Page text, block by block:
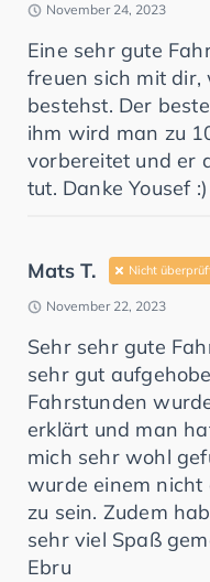
November 24, 2023
Eine sehr gute
freuen sich mit dir,
bestehst. Der
ihm wird man zu
vorbereitet und er
tut. Danke Yousef :)
Mats T. Nicht
November 22, 2023
Sehr sehr gute
sehr gut
Fahrstunden
erklärt und man
mich sehr wohl
wurde einem nicht
zu sein. Zudem
sehr viel Spaß
Ebru